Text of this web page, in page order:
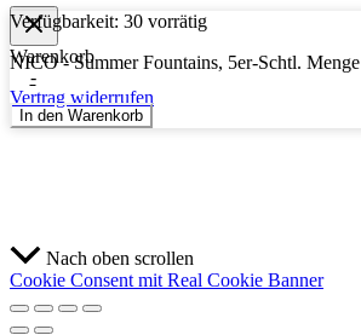
Warenkorb
Vertrag widerrufen
Verfügbarkeit: 30 vorrätig
-
NICO - Summer Fountains, 5er-Schtl. Menge
In den Warenkorb
Nach oben scrollen
Cookie Consent mit Real Cookie Banner